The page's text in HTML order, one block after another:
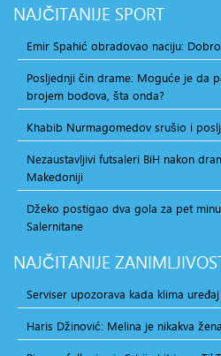
NAJČITANIJE SPORT
Emir Spahić obradovao naciju:
Posljednji čin drame: Moguće je da
brojem bodova, šta onda?
Khabib Nurmagomedov srušio i
Nezaustavljivi futsaleri BiH nakon
Makedoniji
Džeko postigao dva gola za pet
Salernitane
NAJČITANIJE
Serviser upozorava kada klima
Haris Džinović: Melina je nikakva